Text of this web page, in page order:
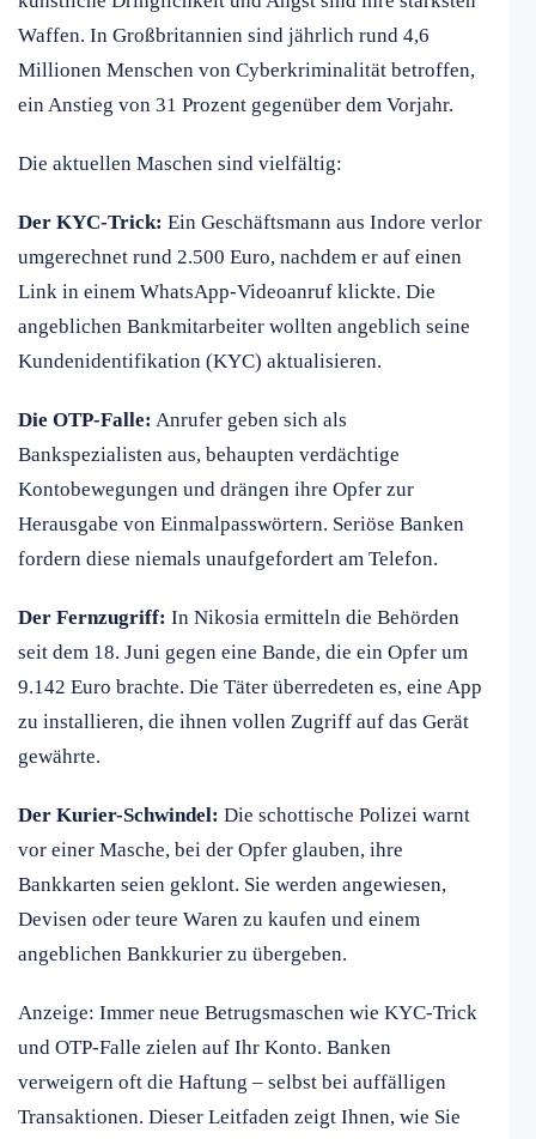
Waffen. In Großbritannien sind jährlich rund 4,6
Millionen Menschen von Cyberkriminalität betroffen,
ein Anstieg von 31 Prozent gegenüber dem Vorjahr.
Die aktuellen Maschen sind vielfältig:
Der KYC-Trick: Ein Geschäftsmann aus Indore verlor
umgerechnet rund 2.500 Euro, nachdem er auf einen
Link in einem WhatsApp-Videoanruf klickte. Die
angeblichen Bankmitarbeiter wollten angeblich seine
Kundenidentifikation (KYC) aktualisieren.
Die OTP-Falle: Anrufer geben sich als
Bankspezialisten aus, behaupten verdächtige
Kontobewegungen und drängen ihre Opfer zur
Herausgabe von Einmalpasswörtern. Seriöse Banken
fordern diese niemals unaufgefordert am Telefon.
Der Fernzugriff: In Nikosia ermitteln die Behörden
seit dem 18. Juni gegen eine Bande, die ein Opfer um
9.142 Euro brachte. Die Täter überredeten es, eine App
zu installieren, die ihnen vollen Zugriff auf das Gerät
gewährte.
Der Kurier-Schwindel: Die schottische Polizei warnt
vor einer Masche, bei der Opfer glauben, ihre
Bankkarten seien geklont. Sie werden angewiesen,
Devisen oder teure Waren zu kaufen und einem
angeblichen Bankkurier zu übergeben.
Anzeige: Immer neue Betrugsmaschen wie KYC-Trick
und OTP-Falle zielen auf Ihr Konto. Banken
verweigern oft die Haftung – selbst bei auffälligen
Transaktionen. Dieser Leitfaden zeigt Ihnen, wie Sie